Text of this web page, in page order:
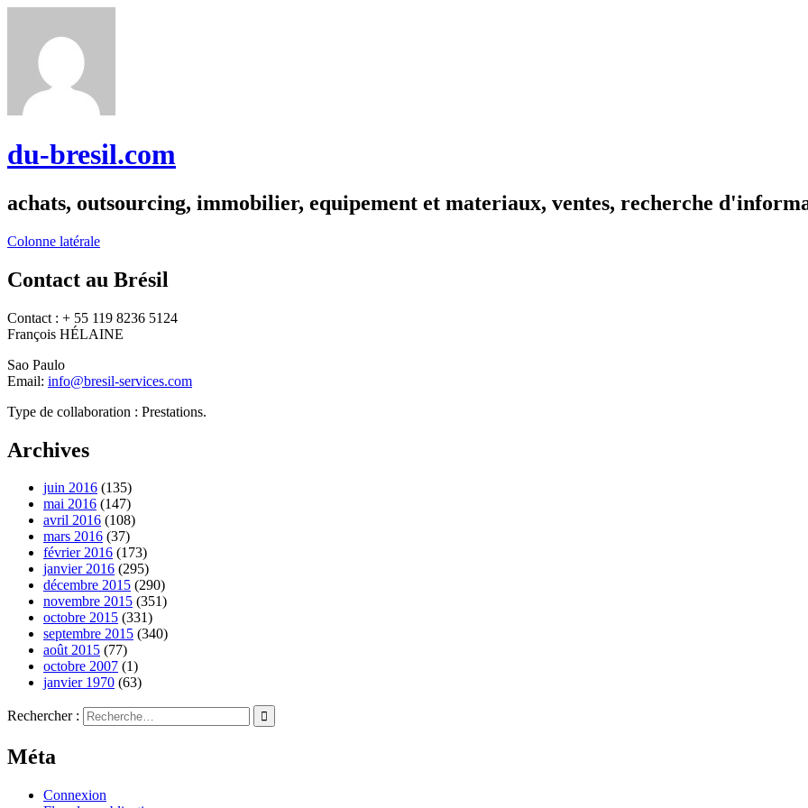
du-bresil.com
achats, outsourcing, immobilier, equipement et materiaux, ventes, recherche
Colonne latérale
Contact au Brésil
Contact : + 55 119 8236 5124
François HÉLAINE
Sao Paulo
Email: info@bresil-services.com
Type de collaboration : Prestations.
Archives
juin 2016 (135)
mai 2016 (147)
avril 2016 (108)
mars 2016 (37)
février 2016 (173)
janvier 2016 (295)
décembre 2015 (290)
novembre 2015 (351)
octobre 2015 (331)
septembre 2015 (340)
août 2015 (77)
octobre 2007 (1)
janvier 1970 (63)
Rechercher :
Méta
Connexion